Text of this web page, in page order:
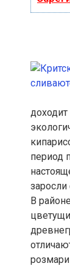
период
В